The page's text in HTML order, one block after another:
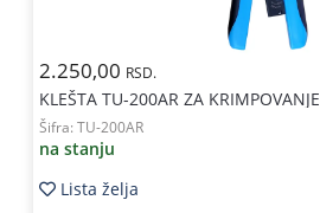
2.250,00 RSD.
KLEŠTA TU-200AR ZA KRIMPOVANJE
Šifra: TU-200AR
na stanju
Lista želja